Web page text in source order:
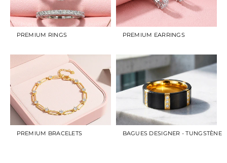
PREMIUM RINGS PREMIUM EARRINGS
PREMIUM BRACELETS BAGUES DESIGNER - TUNGSTÈNE